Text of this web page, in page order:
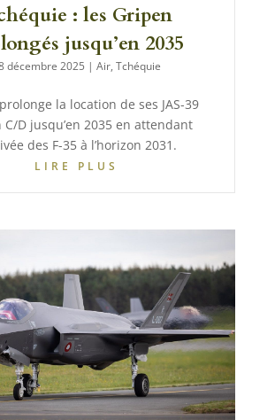
: les Gripen
jusqu’en 2035
décembre 2025 |Air,Tchéquie
la location de ses JAS-39
C/D jusqu’en 2035 en attendant
des F-35 à l’horizon 2031.
LIRE PLUS